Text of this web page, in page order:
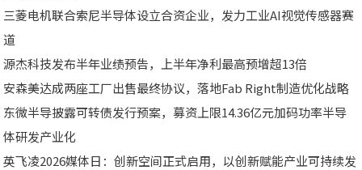
三菱电机联合索尼半导体设立合资企业，发力工业AI视觉传感器赛
道
源杰科技发布半年业绩预告，上半年净利最高预增超13倍
安森美达成两座工厂出售最终协议，落地Fab Right制造优化战略
东微半导披露可转债发行预案，募资上限14.36亿元加码功率半导
体研发产业化
英飞凌2026媒体日：创新空间正式启用，以创新赋能产业可持续发